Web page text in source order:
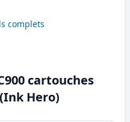
complets
cartouches
Hero)